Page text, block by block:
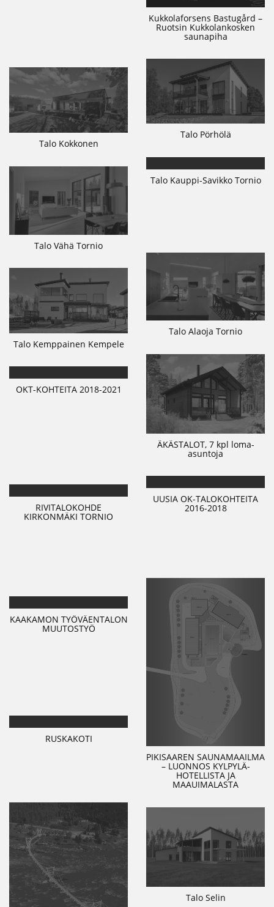
Kukkolaforsens Bastugård –
Ruotsin Kukkolankosken
saunapiha
Talo Pörhölä
Talo Kokkonen
Talo Kauppi-Savikko Tornio
Talo Vähä Tornio
Talo Alaoja Tornio
Talo Kemppainen Kempele
ÄKÄSTALOT, 7 kpl loma-
asuntoja
OKT-KOHTEITA 2018-2021
UUSIA OK-TALOKOHTEITA
2016-2018
RIVITALOKOHDE
KIRKONMÄKI TORNIO
PIKISAAREN SAUNAMAAILMA
– LUONNOS KYLPYLÄ-
HOTELLISTA JA
MAAUIMALASTA
KAAKAMON TYÖVÄENTALON
MUUTOSTYÖ
RUSKAKOTI
Talo Selin